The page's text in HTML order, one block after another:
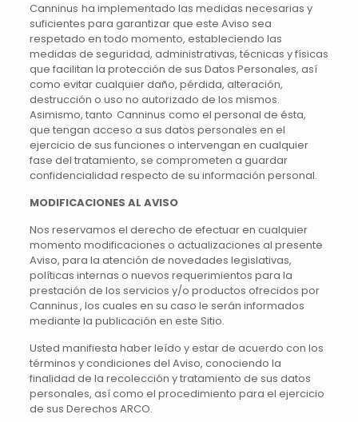
Canninus ha implementado las medidas necesarias y
suficientes para garantizar que este Aviso sea
respetado en todo momento, estableciendo las
medidas de seguridad, administrativas, técnicas y físicas
que facilitan la protección de sus Datos Personales, así
como evitar cualquier daño, pérdida, alteración,
destrucción o uso no autorizado de los mismos.
Asimismo, tanto Canninus como el personal de ésta,
que tengan acceso a sus datos personales en el
ejercicio de sus funciones o intervengan en cualquier
fase del tratamiento, se comprometen a guardar
confidencialidad respecto de su información personal.
MODIFICACIONES AL AVISO
Nos reservamos el derecho de efectuar en cualquier
momento modificaciones o actualizaciones al presente
Aviso, para la atención de novedades legislativas,
políticas internas o nuevos requerimientos para la
prestación de los servicios y/o productos ofrecidos por
Canninus , los cuales en su caso le serán informados
mediante la publicación en este Sitio.
Usted manifiesta haber leído y estar de acuerdo con los
términos y condiciones del Aviso, conociendo la
finalidad de la recolección y tratamiento de sus datos
personales, así como el procedimiento para el ejercicio
de sus Derechos ARCO.